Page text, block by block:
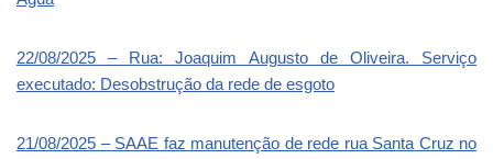
22/08/2025 – Rua: Joaquim Augusto de Oliveira. Serviço
executado: Desobstrução da rede de esgoto
21/08/2025 – SAAE faz manutenção de rede rua Santa Cruz no